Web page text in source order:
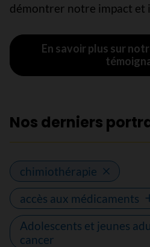
démontrer notre impact et
En savoir plus sur
Nos derniers
chimiothérapie
accès aux médicaments
Adolescents et jeunes
cancer